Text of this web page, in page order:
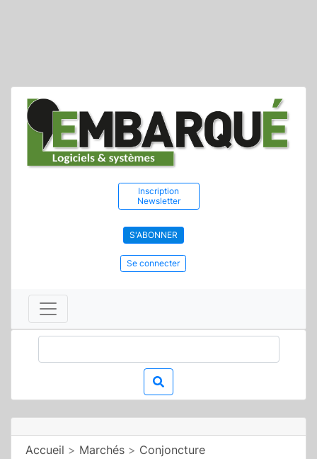
Inscription
Newsletter
S'ABONNER
Se connecter
Accueil > Marchés > Conjoncture